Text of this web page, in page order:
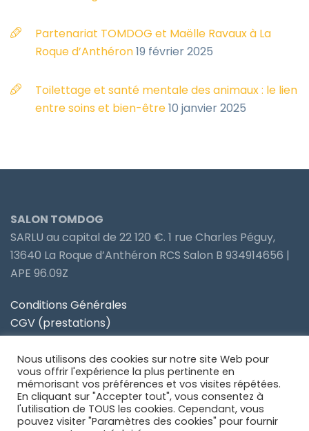
Partenariat TOMDOG et Maëlle Ravaux à La
Roque d’Anthéron19 février 2025
Toilettage et santé mentale des animaux : le lien
entre soins et bien-être10 janvier 2025
SALON TOMDOG
SARLU au capital de 22 120 €. 1 rue Charles Péguy,
13640 La Roque d’Anthéron RCS Salon B 934914656 |
APE 96.09Z
Conditions Générales
CGV (prestations)
Politique de confidentialité
Site partenaire Toiletteur Nos Avis
Site partenaire Anidom
Nous utilisons des cookies sur notre site Web pour
vous offrir l'expérience la plus pertinente en
mémorisant vos préférences et vos visites répétées.
En cliquant sur "Accepter tout", vous consentez à
l'utilisation de TOUS les cookies. Cependant, vous
pouvez visiter "Paramètres des cookies" pour fournir